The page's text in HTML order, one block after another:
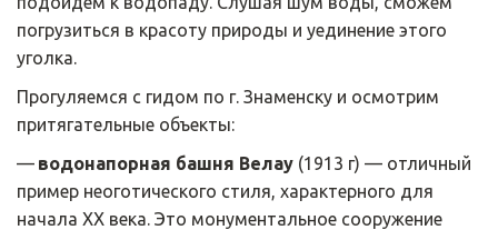
погрузиться в красоту природы и уединение этого
уголка.
Прогуляемся с гидом по г. Знаменску и осмотрим
притягательные объекты:
— водонапорная башня Велау (1913 г) — отличный
пример неоготического стиля, характерного для
начала XX века. Это монументальное сооружение